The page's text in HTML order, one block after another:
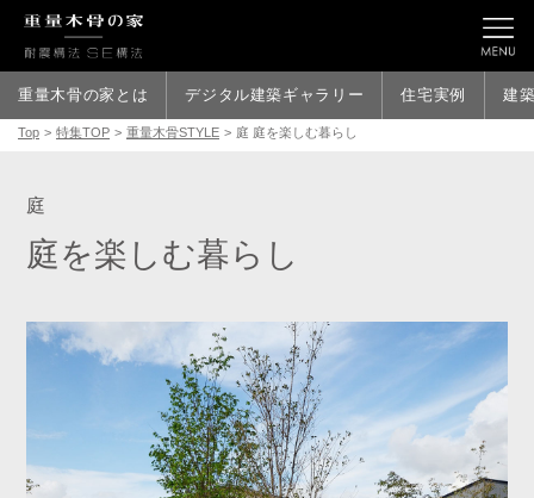
重量木骨の家とは デジタル建築ギャラリー 住宅実例 建
Top > 特集TOP > 重量木骨STYLE > 庭 庭を楽しむ暮らし
庭
庭を楽しむ暮らし